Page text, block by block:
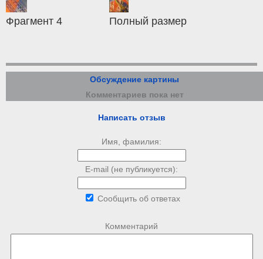
Фрагмент 4 Полный размер
Обсуждение картины
Комментариев пока нет
Написать отзыв
Имя, фамилия:
E-mail (не публикуется):
Сообщить об ответах
Комментарий